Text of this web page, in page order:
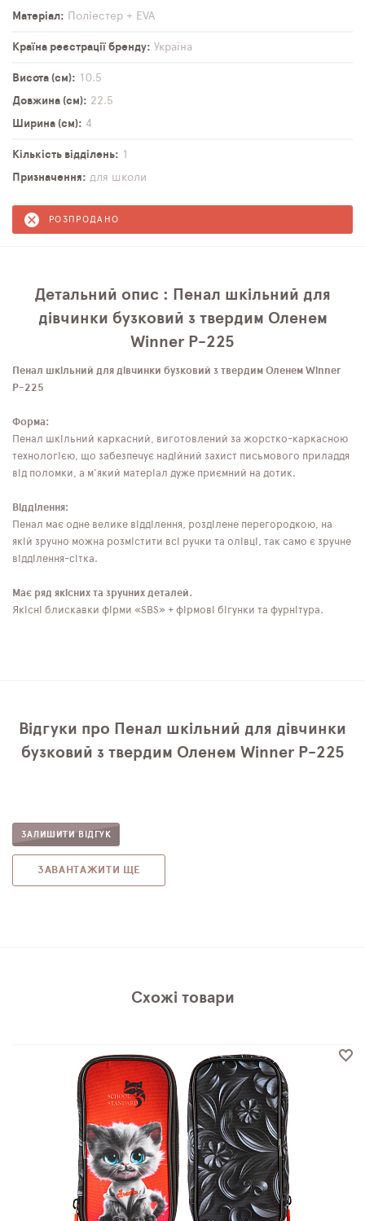
Матеріал
Поліестер + EVA
Країна реєстрації бренду Україна
Висота (см)
10,5
Довжина (см)
22,5
Ширина (см)
4
Кількість відділень
1
Призначення
для школи
РОЗПРОДАНО
Детальний опис : Пенал шкільний для
дівчинки бузковий з твердим Оленем
Winner P-225
Пенал шкільний для дівчинки бузковий з твердим Оленем Winner
P-225
Форма:
Пенал шкільний каркасний, виготовлений за жорстко-каркасною
технологією, що забезпечує надійний захист письмового приладдя
від поломки, а м'який матеріал дуже приємний на дотик.
Відділення:
Пенал має одне велике відділення, розділене перегородкою, на
якій зручно можна розмістити всі ручки та олівці, так само є зручне
відділення-сітка.
Має ряд якісних та зручних деталей.
Якісні блискавки фірми «SBS» + фірмові бігунки та фурнітура.
Відгуки про Пенал шкільний для дівчинки
бузковий з твердим Оленем Winner P-225
ЗАЛИШИТИ ВІДГУК
ЗАВАНТАЖИТИ ЩЕ
Схожі товари